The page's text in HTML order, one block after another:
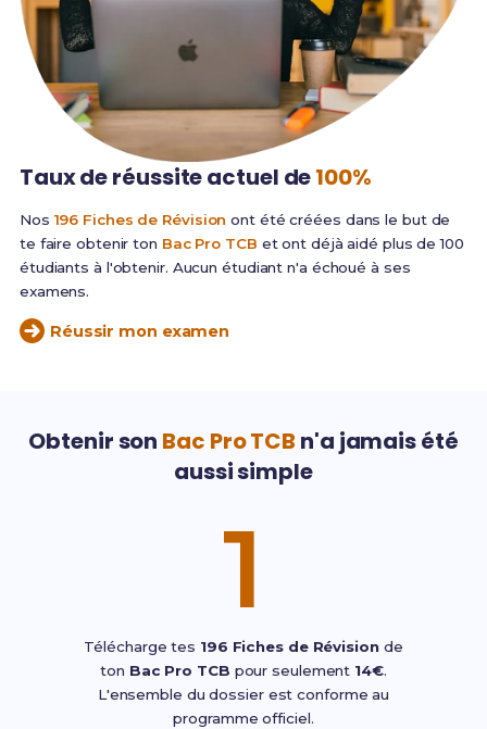
Taux de réussiteactuel de100%
Nos 196 Fiches de Révision ont été créées dans le but de
te faire obtenir ton Bac Pro TCB et ont déjà aidé plus de 100
étudiants à l'obtenir. Aucun étudiant n'a échoué à ses
examens.
Réussir mon examen
Obtenir son Bac Pro TCB n'a jamais été
aussi simple
1
Télécharge tes 196 Fiches de Révisionde
ton Bac Pro TCB pour seulement 14€.
L'ensemble du dossier est conforme au
programme officiel.